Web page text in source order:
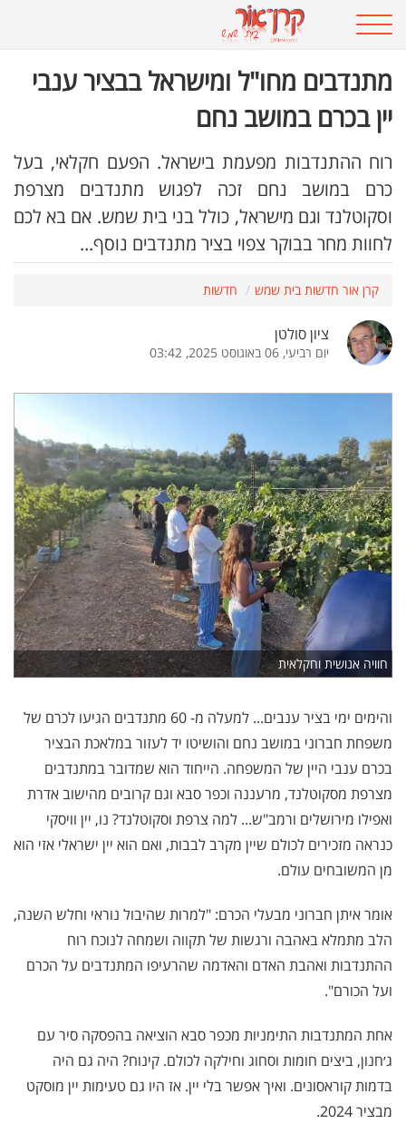
מתנדבים מחו"ל ומישראל בבציר ענבי
יין בכרם במושב נחם
רוח ההתנדבות מפעמת בישראל. הפעם חקלאי, בעל
כרם במושב נחם זכה לפגוש מתנדבים מצרפת
וסקוטלנד וגם מישראל, כולל בני בית שמש. אם בא לכם
לחוות מחר בבוקר צפוי בציר מתנדבים נוסף...
קרן אור חדשות בית שמש חדשות
ציון סולטן
יום רביעי, 06 באוגוסט 2025, 03:42
חוויה אנושית וחקלאית
והימים ימי בציר ענבים... למעלה מ- 60 מתנדבים הגיעו לכרם של
משפחת חברוני במושב נחם והושיטו יד לעזור במלאכת הבציר
בכרם ענבי היין של המשפחה. הייחוד הוא שמדובר במתנדבים
מצרפת מסקוטלנד, מרעננה וכפר סבא וגם קרובים מהישוב אדרת
ואפילו מירושלים ורמב"ש... למה צרפת וסקוטלנד? נו, יין וויסקי
כנראה מזכירים לכולם שיין מקרב לבבות, ואם הוא יין ישראלי אזי הוא
מן המשובחים עולם.
אומר איתן חברוני מבעלי הכרם: "למרות שהיבול נוראי וחלש השנה,
הלב מתמלא באהבה ורגשות של תקווה ושמחה לנוכח רוח
ההתנדבות ואהבת האדם והאדמה שהרעיפו המתנדבים על הכרם
ועל הכורם".
אחת המתנדבות התימניות מכפר סבא הוציאה בהפסקה סיר עם
ג׳חנון, ביצים חומות וסחוג וחילקה לכולם. קינוח? היה גם היה
בדמות קוראסונים. ואיך אפשר בלי יין. אז היו גם טעימות יין מוסקט
מבציר 2024.